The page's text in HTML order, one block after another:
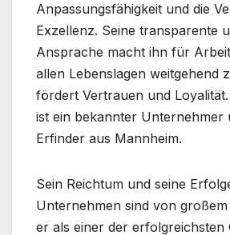
Anpassungsfähigkeit und die
Exzellenz. Seine transparente
Ansprache macht ihn für
allen Lebenslagen weitgehend
fördert Vertrauen und
ist ein bekannter Unternehmer
Erfinder aus Mannheim.
Sein Reichtum und seine
Unternehmen sind von
er als einer der erfolgreichsten